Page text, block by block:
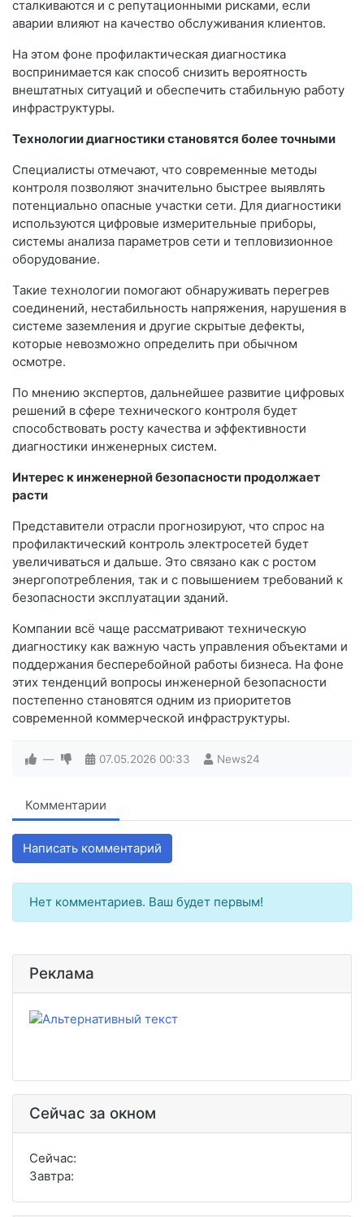
сталкиваются и с репутационными рисками, если
аварии влияют на качество обслуживания клиентов.
На этом фоне профилактическая диагностика
воспринимается как способ снизить вероятность
внештатных ситуаций и обеспечить стабильную работу
инфраструктуры.
Технологии диагностики становятся более точными
Специалисты отмечают, что современные методы
контроля позволяют значительно быстрее выявлять
потенциально опасные участки сети. Для диагностики
используются цифровые измерительные приборы,
системы анализа параметров сети и тепловизионное
оборудование.
Такие технологии помогают обнаруживать перегрев
соединений, нестабильность напряжения, нарушения в
системе заземления и другие скрытые дефекты,
которые невозможно определить при обычном
осмотре.
По мнению экспертов, дальнейшее развитие цифровых
решений в сфере технического контроля будет
способствовать росту качества и эффективности
диагностики инженерных систем.
Интерес к инженерной безопасности продолжает
расти
Представители отрасли прогнозируют, что спрос на
профилактический контроль электросетей будет
увеличиваться и дальше. Это связано как с ростом
энергопотребления, так и с повышением требований к
безопасности эксплуатации зданий.
Компании всё чаще рассматривают техническую
диагностику как важную часть управления объектами и
поддержания бесперебойной работы бизнеса. На фоне
этих тенденций вопросы инженерной безопасности
постепенно становятся одним из приоритетов
современной коммерческой инфраструктуры.
— 07.05.2026 00:33 News24
Комментарии
Написать комментарий
Нет комментариев. Ваш будет первым!
Реклама
Сейчас за окном
Сейчас:
Завтра: